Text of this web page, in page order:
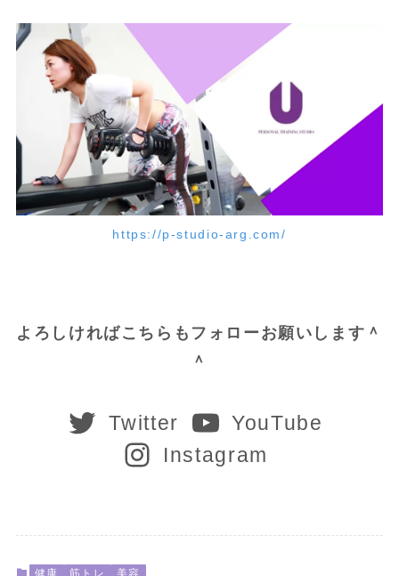
https://p-studio-arg.com/
よろしければこちらもフォローお願いします＾
＾
Twitter
YouTube
Instagram